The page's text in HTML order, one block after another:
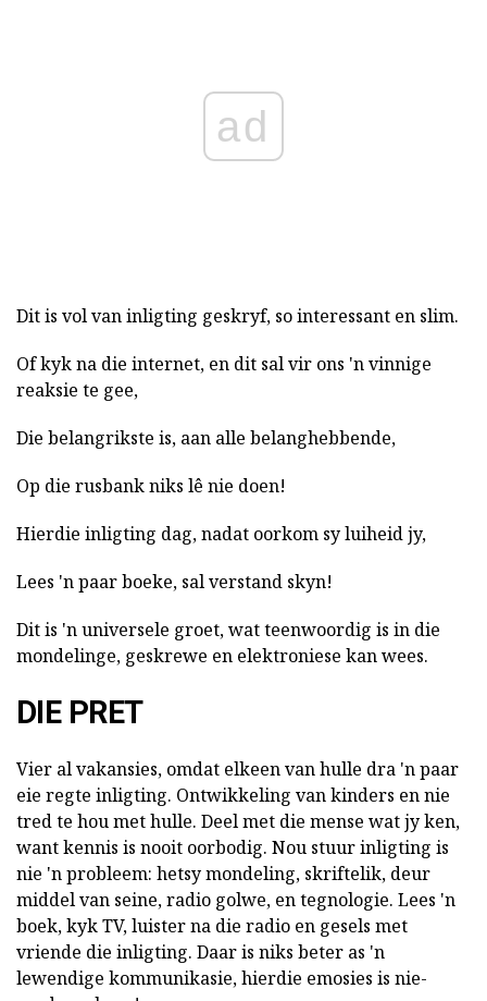
ad
Dit is vol van inligting geskryf, so interessant en slim.
Of kyk na die internet, en dit sal vir ons 'n vinnige
reaksie te gee,
Die belangrikste is, aan alle belanghebbende,
Op die rusbank niks lê nie doen!
Hierdie inligting dag, nadat oorkom sy luiheid jy,
Lees 'n paar boeke, sal verstand skyn!
Dit is 'n universele groet, wat teenwoordig is in die
mondelinge, geskrewe en elektroniese kan wees.
DIE PRET
Vier al vakansies, omdat elkeen van hulle dra 'n paar
eie regte inligting. Ontwikkeling van kinders en nie
tred te hou met hulle. Deel met die mense wat jy ken,
want kennis is nooit oorbodig. Nou stuur inligting is
nie 'n probleem: hetsy mondeling, skriftelik, deur
middel van seine, radio golwe, en tegnologie. Lees 'n
boek, kyk TV, luister na die radio en gesels met
vriende die inligting. Daar is niks beter as 'n
lewendige kommunikasie, hierdie emosies is nie-